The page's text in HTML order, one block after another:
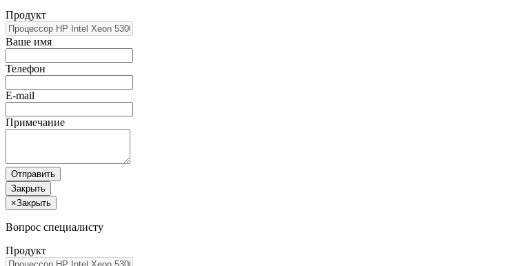
Продукт
Ваше имя
Телефон
E-mail
Примечание
Отправить
Закрыть
×Закрыть
Вопрос специалисту
Продукт